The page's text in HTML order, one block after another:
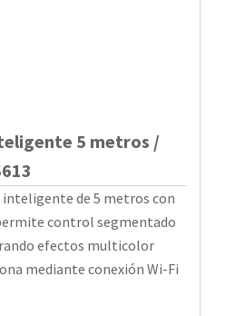
5 metros /
inteligente de 5 metros con
control segmentado
efectos multicolor
mediante conexión Wi-Fi